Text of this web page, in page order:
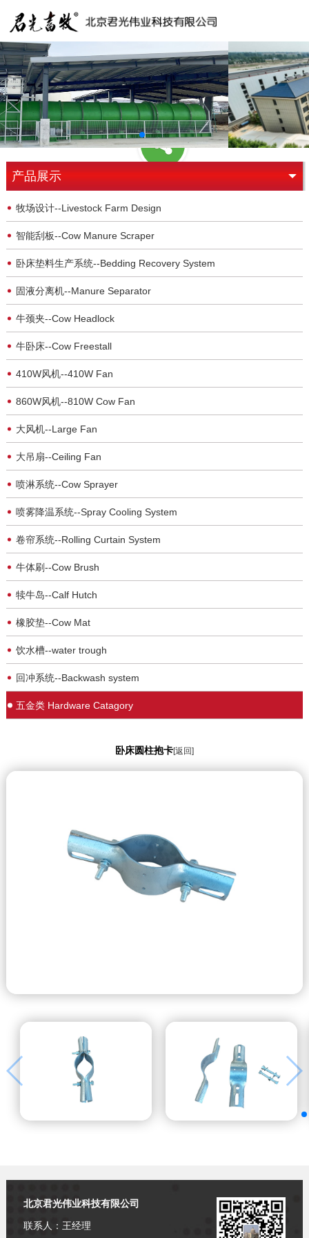
产品展示
牧场设计--Livestock Farm Design
智能刮板--Cow Manure Scraper
卧床垫料生产系统--Bedding Recovery System
固液分离机--Manure Separator
牛颈夹--Cow Headlock
牛卧床--Cow Freestall
410W风机--410W Fan
860W风机--810W Cow Fan
大风机--Large Fan
大吊扇--Ceiling Fan
喷淋系统--Cow Sprayer
喷雾降温系统--Spray Cooling System
卷帘系统--Rolling Curtain System
牛体刷--Cow Brush
犊牛岛--Calf Hutch
橡胶垫--Cow Mat
饮水槽--water trough
回冲系统--Backwash system
五金类 Hardware Catagory
卧床圆柱抱卡[返回]
北京君光伟业科技有限公司
联系人：王经理